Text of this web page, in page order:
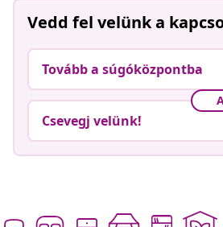
Vedd fel velünk a
Tovább a súgóközpontba
Csevegj velünk!